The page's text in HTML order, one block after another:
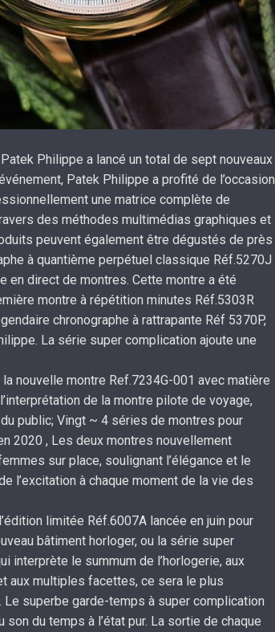
Philippe a lancé un total de sept nouveaux
Patek Philippe a profité de l’occasion
une matrice complète de
des méthodes multimédias graphiques et
peuvent également être dégustés de près
à quantième perpétuel classique Réf.5270J
en direct de montres. Cette montre a été
montre à répétition minutes Réf.5303R
chronographe à rattrapante Réf 5370P,
La série super complication ajoute une
nouvelle montre Ref.7234G-001 avec matière
de la montre pilote de voyage,
public; Vingt ~ 4 séries de montres pour
2020 , Les deux montres nouvellement
sur place, soulignant l’élégance et le
l’excitation à chaque moment de la vie des
limitée Réf.6007A lancée en juin pour
bâtiment horloger, ou la série super
interprète le summum de l’horlogerie, aux
aux multiples facettes, ce sera le plus
Le superbe garde-temps à super complication
du temps à l’état pur. La sortie de chaque